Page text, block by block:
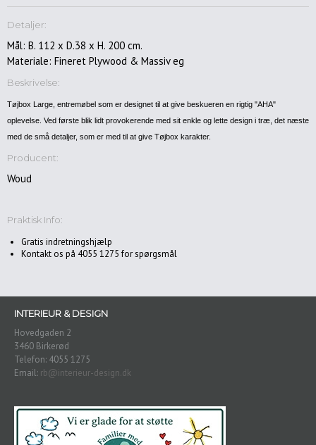
Detaljer:
Mål: B. 112 x D.38 x H. 200 cm.
Materiale: Fineret Plywood & Massiv eg
Beskrivelse:
Tøjbox Large, entremøbel som er designet til at give beskueren en rigtig "AHA"
oplevelse. Ved første blik lidt provokerende med sit enkle og lette design i træ, det næste
med de små detaljer, som er med til at give Tøjbox karakter.
Producent:
Woud
Praktisk Info:
Gratis indretningshjælp
Kontakt os på 4055 1275 for spørgsmål
INTERIEUR & DESIGN
Hovedgaden 2
3460 Birkerød
Telefon: 4055 1275
Email: rb@interieur-design.dk
Musik
&
Hifimøbler
Skriveborde
&
Entre
møbler
Accessories
Plaider
Malerier
&
Dekoration/gaveideer
Gardiner
Belysning/lamper
Gulvlamper
Bordlamper